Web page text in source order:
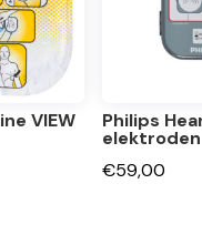
VIEW Philips
elektroden
€59,00